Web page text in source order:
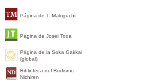
Página de T. Makiguchi
Página de Josei Toda
Página de la Soka Gakkai
(global)
Biblioteca del Budismo
Nichiren